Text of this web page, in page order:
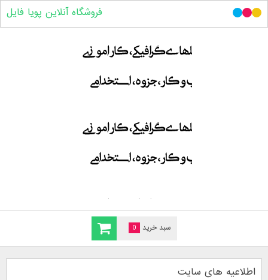
سبد خرید 0
فروشگاه آنلاین پویا فایل
اطلاعیه های سایت